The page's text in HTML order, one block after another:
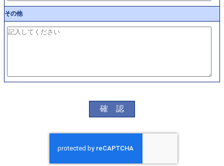
その他